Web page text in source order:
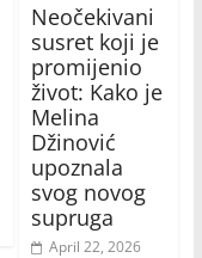
Neočekivani
susret koji je
promijenio
život: Kako je
Melina
Džinović
upoznala
svog novog
supruga
April 22, 2026